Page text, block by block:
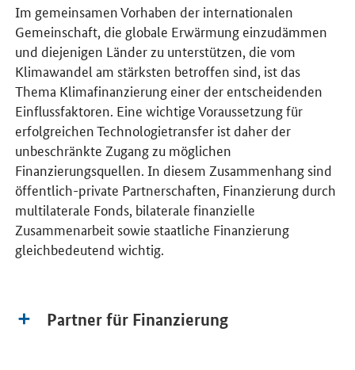
Im gemeinsamen Vorhaben der internationalen
Gemeinschaft, die globale Erwärmung einzudämmen
und diejenigen Länder zu unterstützen, die vom
Klimawandel am stärksten betroffen sind, ist das
Thema Klimafinanzierung einer der entscheidenden
Einflussfaktoren. Eine wichtige Voraussetzung für
erfolgreichen Technologietransfer ist daher der
unbeschränkte Zugang zu möglichen
Finanzierungsquellen. In diesem Zusammenhang sind
öffentlich-private Partnerschaften, Finanzierung durch
multilaterale Fonds, bilaterale finanzielle
Zusammenarbeit sowie staatliche Finanzierung
gleichbedeutend wichtig.
Partner für Finanzierung